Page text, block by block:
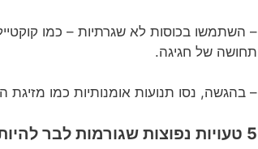
– השתמשו בכוסות לא שגרתיות – כמו
תחושה של חגיגה.
– בהגשה, נסו תנועות אומנותיות כמו
5 טעויות נפוצות שגורמות לבר להיות "סתמי" – ואיך לעצב סביבן